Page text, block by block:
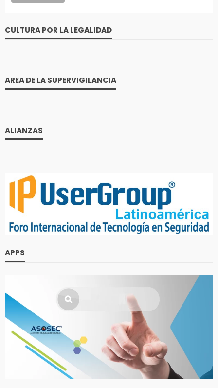
CULTURA POR LA LEGALIDAD
AREA DE LA SUPERVIGILANCIA
ALIANZAS
APPS